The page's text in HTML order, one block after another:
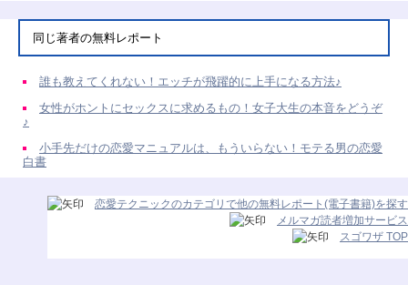
同じ著者の無料レポート
誰も教えてくれない！エッチが飛躍的に上手になる方法♪
女性がホントにセックスに求めるもの！女子大生の本音をどうぞ
♪
小手先だけの恋愛マニュアルは、もういらない！モテる男の恋愛
白書
恋愛テクニックのカテゴリで他の無料レポート(電子書籍)を探す
メルマガ読者増加サービス
スゴワザ TOP